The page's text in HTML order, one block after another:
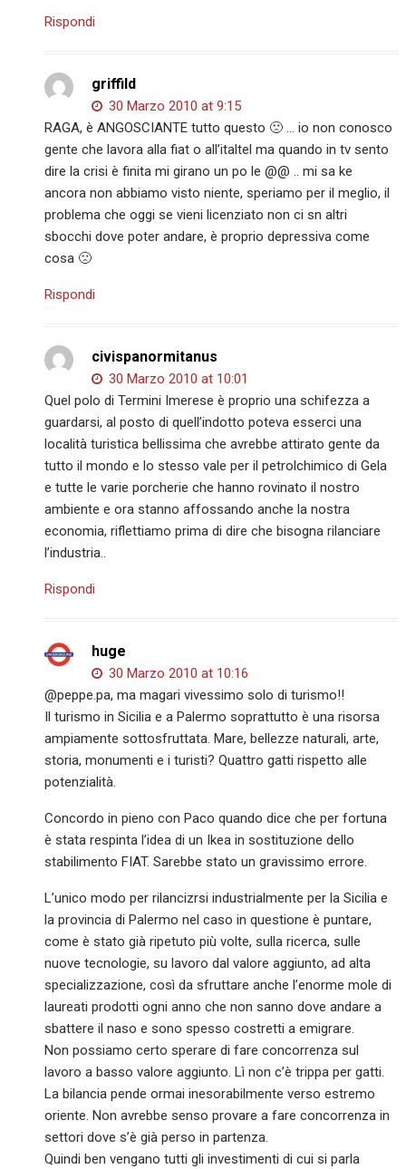
Rispondi
griffild
30 Marzo 2010 at 9:15
RAGA, è ANGOSCIANTE tutto questo 🙁 … io non conosco
gente che lavora alla fiat o all’italtel ma quando in tv sento
dire la crisi è finita mi girano un po le @@ .. mi sa ke
ancora non abbiamo visto niente, speriamo per il meglio, il
problema che oggi se vieni licenziato non ci sn altri
sbocchi dove poter andare, è proprio depressiva come
cosa 🙁
Rispondi
civispanormitanus
30 Marzo 2010 at 10:01
Quel polo di Termini Imerese è proprio una schifezza a
guardarsi, al posto di quell’indotto poteva esserci una
località turistica bellissima che avrebbe attirato gente da
tutto il mondo e lo stesso vale per il petrolchimico di Gela
e tutte le varie porcherie che hanno rovinato il nostro
ambiente e ora stanno affossando anche la nostra
economia, riflettiamo prima di dire che bisogna rilanciare
l’industria..
Rispondi
huge
30 Marzo 2010 at 10:16
@peppe.pa, ma magari vivessimo solo di turismo!!
Il turismo in Sicilia e a Palermo soprattutto è una risorsa
ampiamente sottosfruttata. Mare, bellezze naturali, arte,
storia, monumenti e i turisti? Quattro gatti rispetto alle
potenzialità.
Concordo in pieno con Paco quando dice che per fortuna
è stata respinta l’idea di un Ikea in sostituzione dello
stabilimento FIAT. Sarebbe stato un gravissimo errore.
L’unico modo per rilancizrsi industrialmente per la Sicilia e
la provincia di Palermo nel caso in questione è puntare,
come è stato già ripetuto più volte, sulla ricerca, sulle
nuove tecnologie, su lavoro dal valore aggiunto, ad alta
specializzazione, così da sfruttare anche l’enorme mole di
laureati prodotti ogni anno che non sanno dove andare a
sbattere il naso e sono spesso costretti a emigrare.
Non possiamo certo sperare di fare concorrenza sul
lavoro a basso valore aggiunto. Lì non c’è trippa per gatti.
La bilancia pende ormai inesorabilmente verso estremo
oriente. Non avrebbe senso provare a fare concorrenza in
settori dove s’è già perso in partenza.
Quindi ben vengano tutti gli investimenti di cui si parla